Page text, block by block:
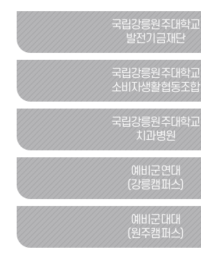
국립강릉원주대학교
발전기금재단
국립강릉원주대학교
소비자생활협동조합
국립강릉원주대학교
치과병원
예비군연대
(강릉캠퍼스)
예비군대대
(원주캠퍼스)